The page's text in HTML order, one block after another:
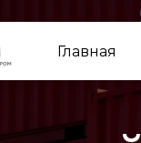
Главная